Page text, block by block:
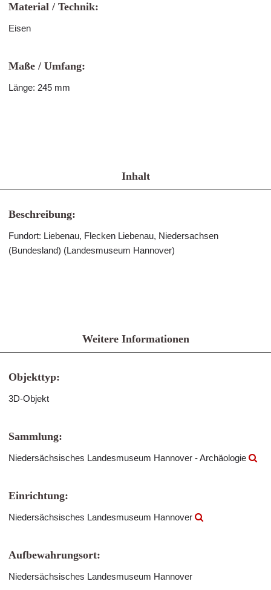
Material / Technik:
Eisen
Maße / Umfang:
Länge: 245 mm
Inhalt
Beschreibung:
Fundort: Liebenau, Flecken Liebenau, Niedersachsen
(Bundesland) (Landesmuseum Hannover)
Weitere Informationen
Objekttyp:
3D-Objekt
Sammlung:
Niedersächsisches Landesmuseum Hannover - Archäologie
Einrichtung:
Niedersächsisches Landesmuseum Hannover
Aufbewahrungsort:
Niedersächsisches Landesmuseum Hannover